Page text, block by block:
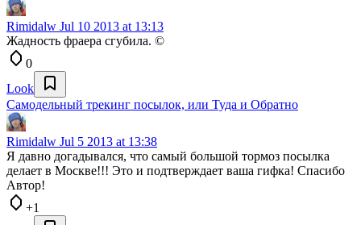
Rimidalw Jul 10 2013 at 13:13
Жадность фраера сгубила. ©
0
Look
Самодельный трекинг посылок, или Туда и Обратно
Rimidalw Jul 5 2013 at 13:38
Я давно догадывался, что самый большой тормоз посылка
делает в Москве!!! Это и подтверждает ваша гифка! Спасибо
Автор!
+1